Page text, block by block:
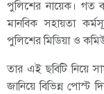
পুলিশের নায়েক। গত
মানবিক সহায়তা
পুলিশের মিডিয়া ও
তার এই ছবিটি নিয়ে
জানিয়ে বিভিন্ন পোস্ট